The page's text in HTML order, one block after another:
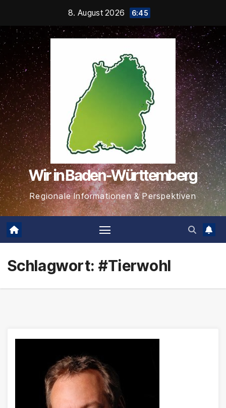
springen
8. August 2026 6:45
Wir in Baden-Württemberg
Regionale Informationen & Perspektiven
Schlagwort: #Tierwohl